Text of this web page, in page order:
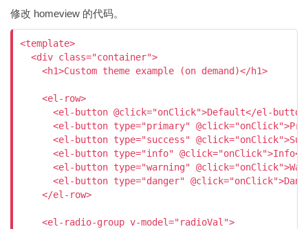
修改 homeview 的代码。
<template>
  <div class="container">
    <h1>Custom theme example (on demand)</h1>
    <el-row>
<el-button @click="onClick">Default</el-
<el-button type="primary"
<el-button type="success"
<el-button type="info"
<el-button type="warning"
<el-button type="danger"
    </el-row>
    <el-radio-group v-model="radioVal">